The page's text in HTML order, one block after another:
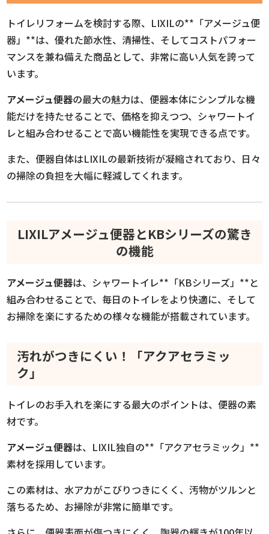
トイレリフォームを検討する際、LIXILの**「アメージュ便
器」**は、優れた節水性、清掃性、そしてコストパフォー
マンスを兼ね備えた商品として、非常に高い人気を誇って
います。
アメージュ便器の最大の魅力は、便器本体にシンプルな機
能だけを持たせることで、価格を抑えつつ、シャワートイ
レと組み合わせることで高い機能性を実現できる点です。
また、便器自体はLIXILの最新技術が凝縮されており、日々
の掃除の負担を大幅に軽減してくれます。
LIXILアメージュ便器とKBシリーズの驚き
の機能
アメージュ便器は、シャワートイレ**「KBシリーズ」**と
組み合わせることで、毎日のトイレをより快適に、そして
お掃除を楽にするための様々な機能が搭載されています。
汚れがつきにくい！「アクアセラミッ
ク」
トイレのお手入れを楽にする最大のポイントは、便器の素
材です。
アメージュ便器は、LIXIL独自の**「アクアセラミック」**
素材を採用しています。
この素材は、水アカがこびりつきにくく、汚物がツルンと
落ちるため、お掃除が非常に簡単です。